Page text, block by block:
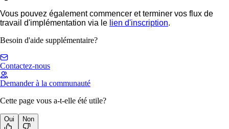
Vous pouvez également commencer et terminer vos flux de
travail d'implémentation via le lien d'inscription.
Besoin d'aide supplémentaire?
Contactez-nous
Demander à la communauté
Cette page vous a-t-elle été utile?
Oui Non